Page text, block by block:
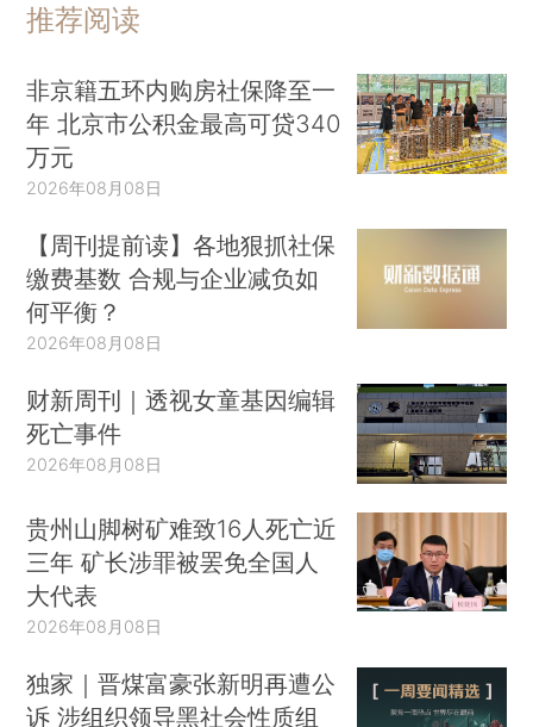
推荐阅读
非京籍五环内购房社保降至一
年 北京市公积金最高可贷340
万元
2026年08月08日
【周刊提前读】各地狠抓社保
缴费基数 合规与企业减负如
何平衡？
2026年08月08日
财新周刊｜透视女童基因编辑
死亡事件
2026年08月08日
贵州山脚树矿难致16人死亡近
三年 矿长涉罪被罢免全国人
大代表
2026年08月08日
独家｜晋煤富豪张新明再遭公
诉 涉组织领导黑社会性质组